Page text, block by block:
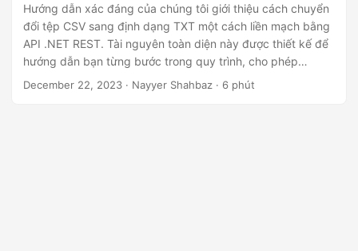
Hướng dẫn xác đáng của chúng tôi giới thiệu cách chuyển
đổi tệp CSV sang định dạng TXT một cách liền mạch bằng
API .NET REST. Tài nguyên toàn diện này được thiết kế để
hướng dẫn bạn từng bước trong quy trình, cho phép
chuyển đổi dễ dàng dữ liệu CSV của bạn thành tệp văn
December 22, 2023 · Nayyer Shahbaz · 6 phút